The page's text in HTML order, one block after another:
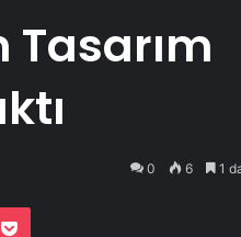
Tasarım
0 6 1
Pocket